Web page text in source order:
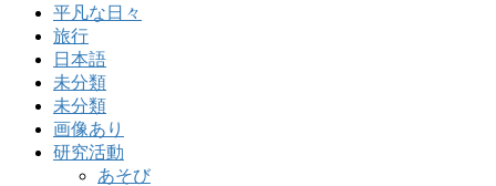
平凡な日々
旅行
日本語
未分類
未分類
画像あり
研究活動
あそび